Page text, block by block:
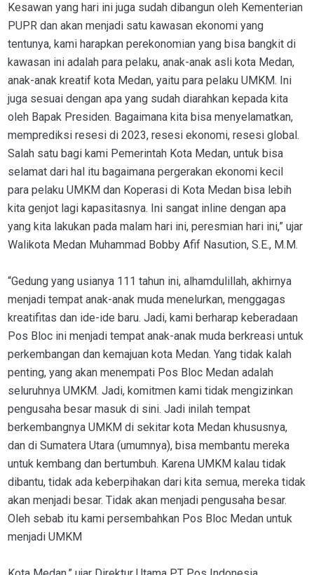
Kesawan yang hari ini juga sudah dibangun oleh Kementerian
PUPR dan akan menjadi satu kawasan ekonomi yang
tentunya, kami harapkan perekonomian yang bisa bangkit di
kawasan ini adalah para pelaku, anak-anak asli kota Medan,
anak-anak kreatif kota Medan, yaitu para pelaku UMKM. Ini
juga sesuai dengan apa yang sudah diarahkan kepada kita
oleh Bapak Presiden. Bagaimana kita bisa menyelamatkan,
memprediksi resesi di 2023, resesi ekonomi, resesi global.
Salah satu bagi kami Pemerintah Kota Medan, untuk bisa
selamat dari hal itu bagaimana pergerakan ekonomi kecil
para pelaku UMKM dan Koperasi di Kota Medan bisa lebih
kita genjot lagi kapasitasnya. Ini sangat inline dengan apa
yang kita lakukan pada malam hari ini, peresmian hari ini,” ujar
Walikota Medan Muhammad Bobby Afif Nasution, S.E., M.M.
“Gedung yang usianya 111 tahun ini, alhamdulillah, akhirnya
menjadi tempat anak-anak muda menelurkan, menggagas
kreatifitas dan ide-ide baru. Jadi, kami berharap keberadaan
Pos Bloc ini menjadi tempat anak-anak muda berkreasi untuk
perkembangan dan kemajuan kota Medan. Yang tidak kalah
penting, yang akan menempati Pos Bloc Medan adalah
seluruhnya UMKM. Jadi, komitmen kami tidak mengizinkan
pengusaha besar masuk di sini. Jadi inilah tempat
berkembangnya UMKM di sekitar kota Medan khususnya,
dan di Sumatera Utara (umumnya), bisa membantu mereka
untuk kembang dan bertumbuh. Karena UMKM kalau tidak
dibantu, tidak ada keberpihakan dari kita semua, mereka tidak
akan menjadi besar. Tidak akan menjadi pengusaha besar.
Oleh sebab itu kami persembahkan Pos Bloc Medan untuk
menjadi UMKM